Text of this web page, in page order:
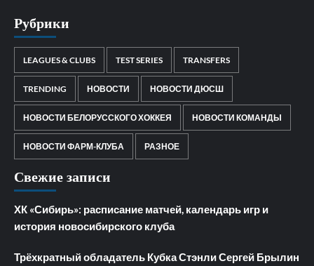
Рубрики
LEAGUES & CLUBS TEST SERIES TRANSFERS
TRENDING НОВОСТИ НОВОСТИ ДЮСШ
НОВОСТИ БЕЛОРУССКОГО ХОККЕЯ НОВОСТИ КОМАНДЫ
НОВОСТИ ФАРМ-КЛУБА РАЗНОЕ
Свежие записи
ХК «Сибирь»: расписание матчей, календарь игр и
история новосибирского клуба
Трёхкратный обладатель Кубка Стэнли Сергей Брылин